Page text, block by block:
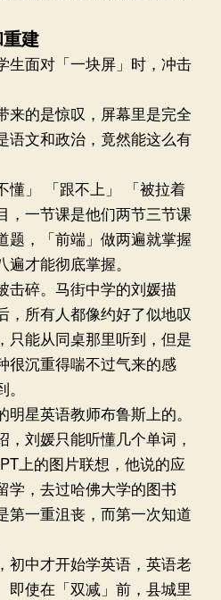
建
面对「一块屏」时，冲击
的是惊叹，屏幕里是完全
语文和政治，竟然能这么有
」 「跟不上」 「被拉着
，一节课是他们两节三节课
题，「前端」做两遍就掌握
才能彻底掌握。
碎。马街中学的刘媛描
，所有人都像约好了似地叹
只能从同桌那里听到，但是
很沉重得喘不过气来的感
星英语教师布鲁斯上的。
刘媛只能听懂几个单词，
上的图片联想，他说的应
学，去过哈佛大学的图书
第一重沮丧，而第一次知道
中才开始学英语，英语老
即使在「双减」前，县城里